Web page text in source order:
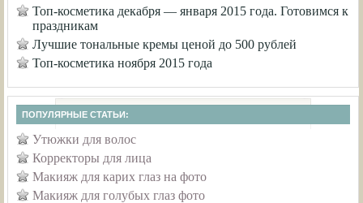
Топ-косметика декабря — января 2015 года. Готовимся к
праздникам
Лучшие тональные кремы ценой до 500 рублей
Топ-косметика ноября 2015 года
ПОПУЛЯРНЫЕ СТАТЬИ:
Утюжки для волос
Корректоры для лица
Макияж для карих глаз на фото
Макияж для голубых глаз фото